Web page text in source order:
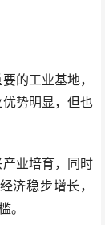
的工业基地，
势明显，但也
业培育，同时
济稳步增长，
。